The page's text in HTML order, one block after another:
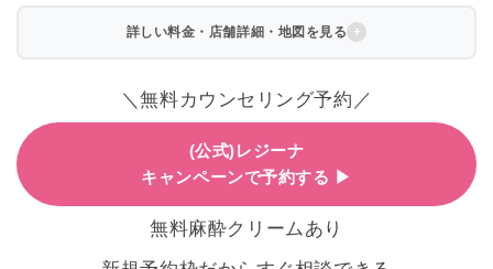
詳しい料金・店舗詳細・地図を見る
＼無料カウンセリング予約／
(公式)レジーナ
キャンペーンで予約する ▶
無料麻酔クリームあり